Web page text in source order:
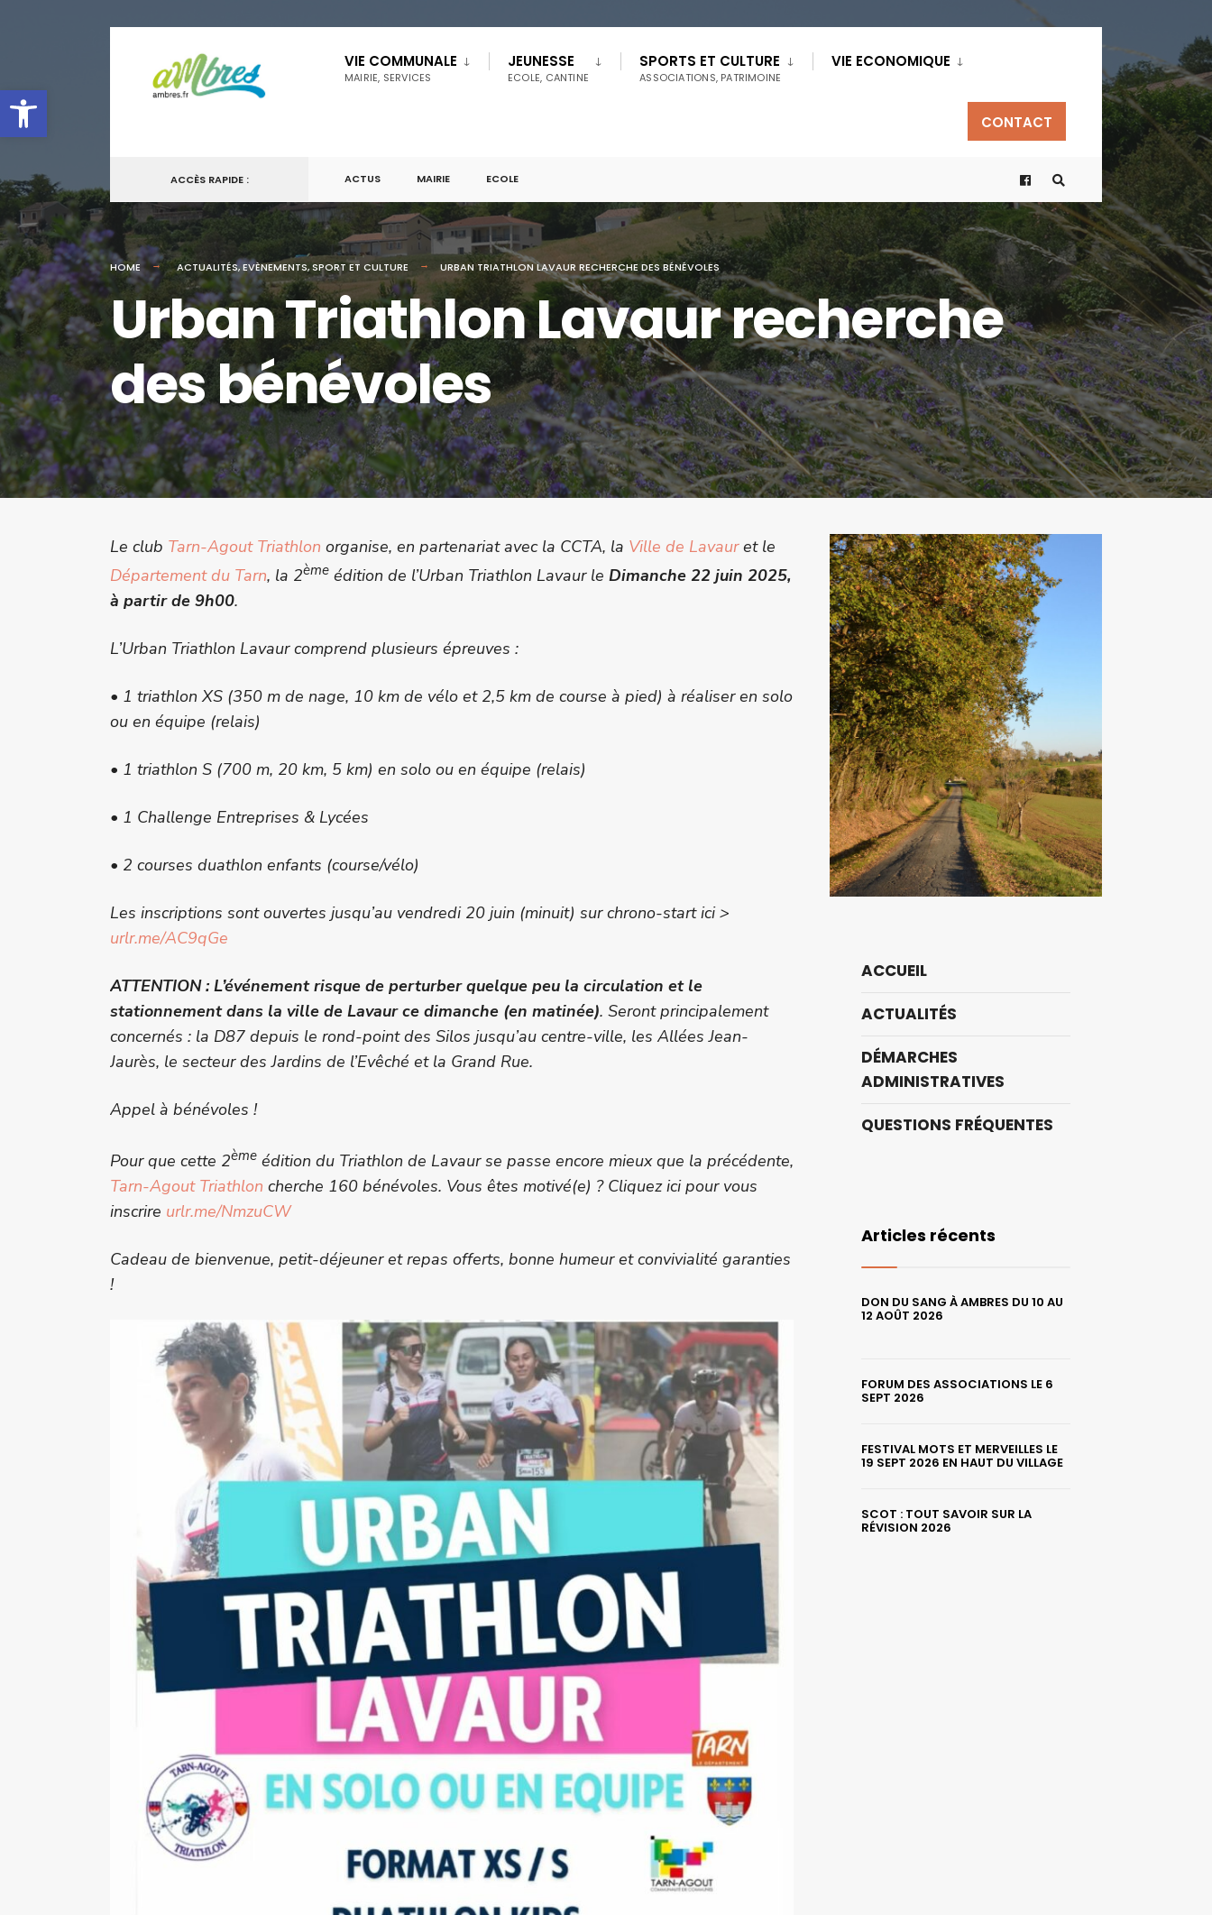
Ouvrir la barre d’outils
content
VIE COMMUNALE
MAIRIE, SERVICES
JEUNESSE
ECOLE, CANTINE
SPORTS ET CULTURE
ASSOCIATIONS, PATRIMOINE
VIE ECONOMIQUE
CONTACT
ACCÈS RAPIDE : ACTUS MAIRIE ECOLE
HOME ACTUALITÉS,EVÈNEMENTS,SPORT ET CULTURE URBAN TRIATHLON LAVAUR RECHERCHE DES BÉNÉVOLES
Urban Triathlon Lavaur recherche
des bénévoles
Le club Tarn-Agout Triathlon organise, en partenariat avec la CCTA, la Ville de Lavauret le
Département du Tarn, la 2ème édition de l’Urban Triathlon Lavaur le Dimanche 22 juin 2025,
à partir de 9h00.
L’Urban Triathlon Lavaur comprend plusieurs épreuves :
• 1 triathlon XS (350 m de nage, 10 km de vélo et 2,5 km de course à pied) à réaliser en solo
ou en équipe (relais)
• 1 triathlon S (700 m, 20 km, 5 km) en solo ou en équipe (relais)
• 1 Challenge Entreprises & Lycées
• 2 courses duathlon enfants (course/vélo)
Les inscriptions sont ouvertes jusqu’au vendredi 20 juin (minuit) sur chrono-start ici >
urlr.me/AC9qGe
ATTENTION : L’événement risque de perturber quelque peu la circulation et le
stationnement dans la ville de Lavaur ce dimanche (en matinée). Seront principalement
concernés : la D87 depuis le rond-point des Silos jusqu’au centre-ville, les Allées Jean-
Jaurès, le secteur des Jardins de l’Evêché et la Grand Rue.
Appel à bénévoles !
Pour que cette 2ème édition du Triathlon de Lavaur se passe encore mieux que la précédente,
Tarn-Agout Triathlon cherche 160 bénévoles. Vous êtes motivé(e) ? Cliquez ici pour vous
inscrire urlr.me/NmzuCW
Cadeau de bienvenue, petit-déjeuner et repas offerts, bonne humeur et convivialité garanties
!
ACCUEIL
ACTUALITÉS
DÉMARCHES
ADMINISTRATIVES
QUESTIONS FRÉQUENTES
Articles récents
DON DU SANG À AMBRES DU 10 AU
12 AOÛT 2026
FORUM DES ASSOCIATIONS LE 6
SEPT 2026
FESTIVAL MOTS ET MERVEILLES LE
19 SEPT 2026 EN HAUT DU VILLAGE
SCOT : TOUT SAVOIR SUR LA
RÉVISION 2026